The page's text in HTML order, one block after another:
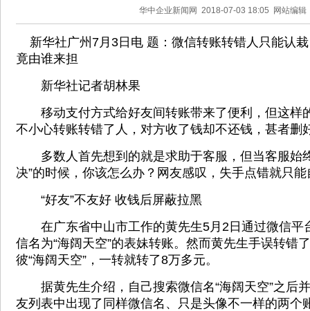
华中企业新闻网 2018-07-03 18:05 网站编辑
新华社广州7月3日电 题：微信转账转错人只能认
竟由谁来担
新华社记者胡林果
移动支付方式给好友间转账带来了便利，但这样
不小心转账转错了人，对方收了钱却不还钱，甚者删
多数人首先想到的就是求助于客服，但当客服始
决”的时候，你该怎么办？网友感叹，失手点错就只
“好友”不友好 收钱后屏蔽拉黑
在广东省中山市工作的黄先生5月2日通过微信平
信名为“海阔天空”的表妹转账。然而黄先生手误转错
彼“海阔天空”，一转就转了8万多元。
据黄先生介绍，自己搜索微信名“海阔天空”之后
友列表中出现了同样微信名、只是头像不一样的两个